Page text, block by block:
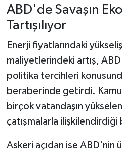
ABD'de Savaşın
Tartışılıyor
Enerji fiyatlarındaki
maliyetlerindeki artış,
politika tercihleri
beraberinde getirdi.
birçok vatandaşın
çatışmalarla
Askeri açıdan ise ABD'nin